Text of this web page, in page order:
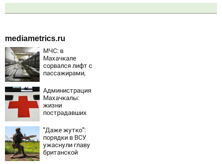
mediametrics.ru
МЧС: в
Махачкале
сорвался лифт с
пассажирами,
четыре человека
Администрация
Махачкалы:
жизни
пострадавших
лифта ничто не
угрожает
"Даже жутко":
порядки в ВСУ
ужаснули главу
британской